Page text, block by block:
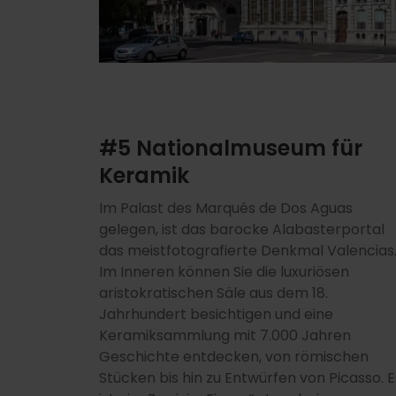
#5 Nationalmuseum für
Keramik
Im Palast des Marqués de Dos Aguas
gelegen, ist das barocke Alabasterportal
das meistfotografierte Denkmal Valencias.
Im Inneren können Sie die luxuriösen
aristokratischen Säle aus dem 18.
Jahrhundert besichtigen und eine
Keramiksammlung mit 7.000 Jahren
Geschichte entdecken, von römischen
Stücken bis hin zu Entwürfen von Picasso.